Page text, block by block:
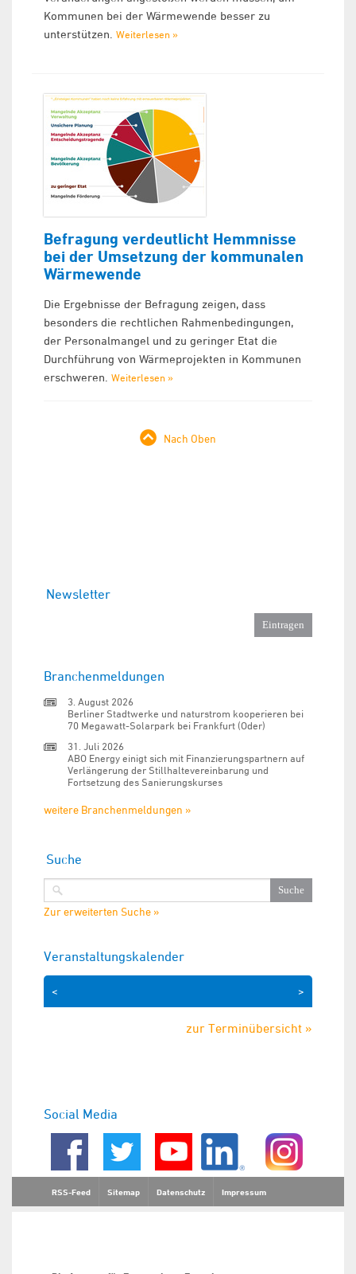
Kommunen bei der Wärmewende besser zu
unterstützen. Weiterlesen »
Befragung verdeutlicht Hemmnisse
bei der Umsetzung der kommunalen
Wärmewende
Die Ergebnisse der Befragung zeigen, dass
besonders die rechtlichen Rahmenbedingungen,
der Personalmangel und zu geringer Etat die
Durchführung von Wärmeprojekten in Kommunen
erschweren. Weiterlesen »
Nach Oben
Newsletter
Branchenmeldungen
3. August 2026
Berliner Stadtwerke und naturstrom kooperieren bei
70 Megawatt-Solarpark bei Frankfurt (Oder)
31. Juli 2026
ABO Energy einigt sich mit Finanzierungspartnern auf
Verlängerung der Stillhaltevereinbarung und
Fortsetzung des Sanierungskurses
weitere Branchenmeldungen »
Suche
Zur erweiterten Suche »
Veranstaltungskalender
>
<
zur Terminübersicht »
Social Media
RSS-Feed Sitemap Datenschutz Impressum